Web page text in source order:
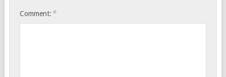
Comment: *